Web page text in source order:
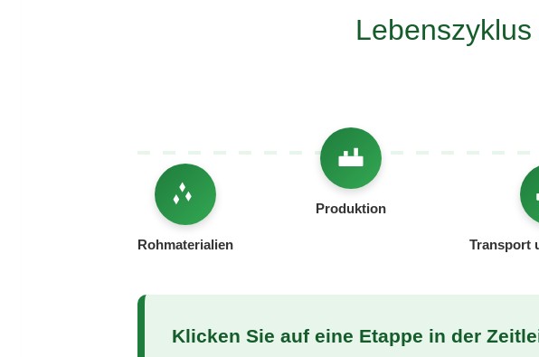
Rohmaterialien
Produktion
Transport
Klicken Sie auf eine Etappe in der